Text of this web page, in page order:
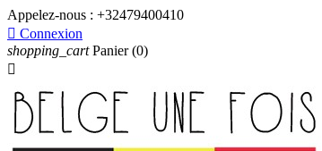
Appelez-nous : +32479400410
 Connexion
shopping_cart Panier (0)
